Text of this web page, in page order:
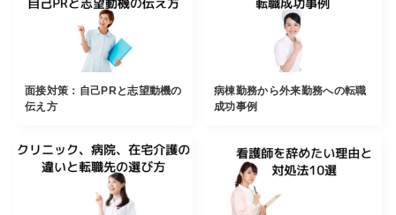
面接対策：自己PRと志望動機の
伝え方
病棟勤務から外来勤務への転職
成功事例